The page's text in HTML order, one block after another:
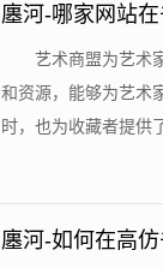
廛河-哪家网站
艺术商盟为艺术
和资源，能够为艺术
时，也为收藏者提供
廛河-如何在高